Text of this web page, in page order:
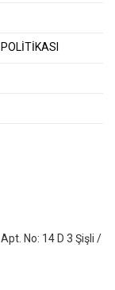
No: 14 D 3 Şişli /